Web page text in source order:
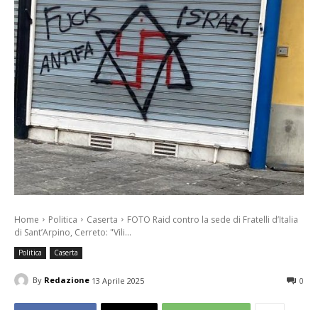
Home Politica Caserta
FOTO Raid contro la sede di Fratelli d’Italia
di Sant’Arpino, Cerreto: "Vili...
Politica Caserta
By Redazione 13 Aprile 2025 0